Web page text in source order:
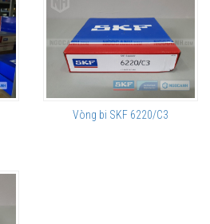
Vòng bi SKF 6220/C3